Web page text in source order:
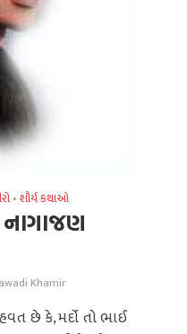
• શૌર્ય કથાઓ
નાગાજણ
Khamir
છે કે, મર્દો તો ભાઈ